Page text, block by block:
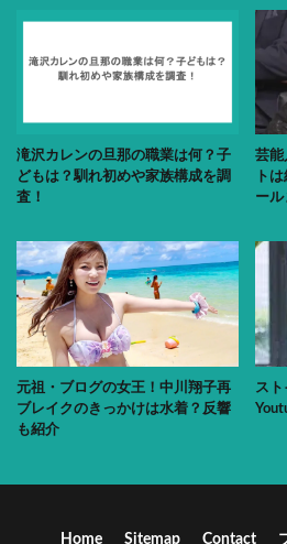
滝沢カレンの旦那の職業は何？子
どもは？馴れ初めや家族構成を調
査！
芸能
ト
ール
元祖・ブログの女王！中川翔子再
ブレイクのきっかけは水着？反響
も紹介
ス
Home Sitemap Contact